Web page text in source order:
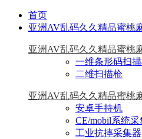
首页
亚洲AV乱码久久精品蜜桃
亚洲AV乱码久久精品蜜桃
一维条形码扫
二维扫描枪
亚洲AV乱码久久精品蜜桃
安卓手持机
CE/mobil系统采
工业抗摔采集器